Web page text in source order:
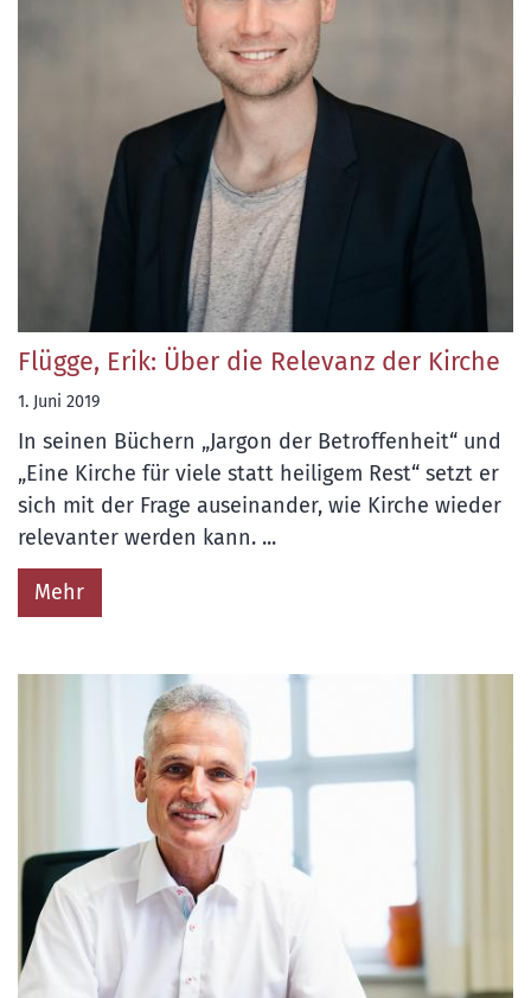
Flügge, Erik: Über die Relevanz der Kirche
1. Juni 2019
In seinen Büchern „Jargon der Betroffenheit“ und
„Eine Kirche für viele statt heiligem Rest“ setzt er
sich mit der Frage auseinander, wie Kirche wieder
relevanter werden kann. ...
Mehr